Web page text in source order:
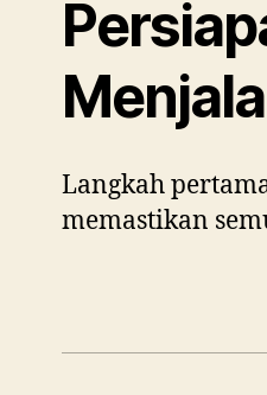
Langkah
memastikan